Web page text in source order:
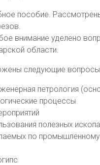
пособие.
внимание уделено
области.
следующие
петрология
процессы
полезных
по